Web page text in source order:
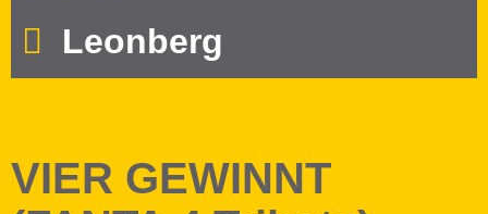
Leonberg
VIER GEWINNT